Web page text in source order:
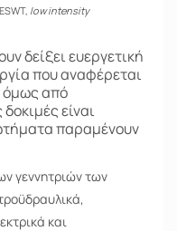
low intensity
δείξει ευεργετική
που αναφέρεται
όμως από
είναι
παραμένουν
γεννητριών των
και